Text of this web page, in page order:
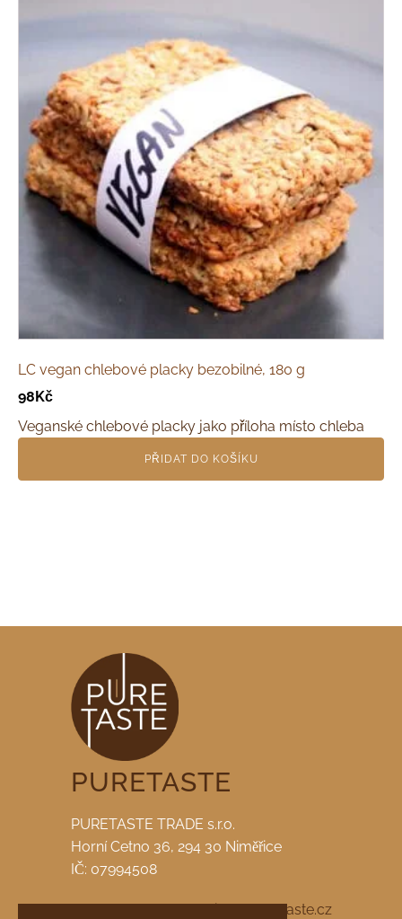
LC vegan chlebové placky bezobilné, 180 g
98Kč
Veganské chlebové placky jako příloha místo chleba
PŘIDAT DO KOŠÍKU
PURETASTE
PURETASTE TRADE s.r.o.
Horní Cetno 36, 294 30 Niměřice
IČ: 07994508
info@puretaste.cz